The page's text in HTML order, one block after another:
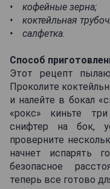
• кофейные зерна;
• коктейльная
• салфетка.
Способ
Этот рецепт
Проколите
и налейте в бокал
«рокс» киньте
снифтер на бок,
проверните
начнет испарять
безопасное
теперь все готово